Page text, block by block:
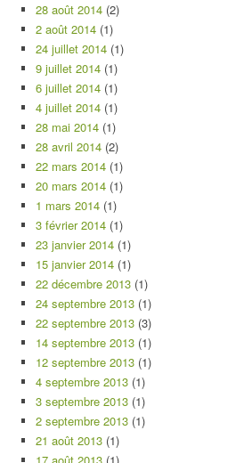
28 août 2014 (2)
2 août 2014 (1)
24 juillet 2014 (1)
9 juillet 2014 (1)
6 juillet 2014 (1)
4 juillet 2014 (1)
28 mai 2014 (1)
28 avril 2014 (2)
22 mars 2014 (1)
20 mars 2014 (1)
1 mars 2014 (1)
3 février 2014 (1)
23 janvier 2014 (1)
15 janvier 2014 (1)
22 décembre 2013 (1)
24 septembre 2013 (1)
22 septembre 2013 (3)
14 septembre 2013 (1)
12 septembre 2013 (1)
4 septembre 2013 (1)
3 septembre 2013 (1)
2 septembre 2013 (1)
21 août 2013 (1)